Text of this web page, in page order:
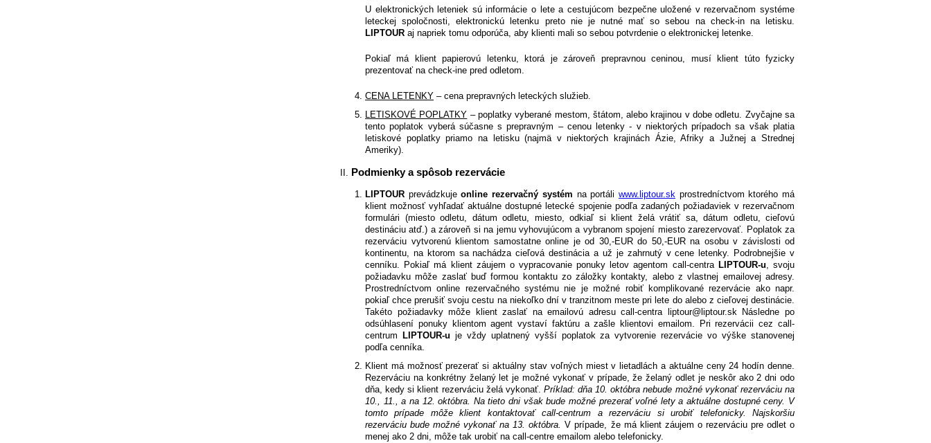
U elektronických leteniek sú informácie o lete a cestujúcom bezpečne uložené v rezervačnom systéme
leteckej spoločnosti, elektronickú letenku preto nie je nutné mať so sebou na check-in na letisku.
LIPTOUR aj napriek tomu odporúča, aby klienti mali so sebou potvrdenie o elektronickej letenke.
Pokiaľ má klient papierovú letenku, ktorá je zároveň prepravnou ceninou, musí klient túto fyzicky
prezentovať na check-ine pred odletom.
CENA LETENKY – cena prepravných leteckých služieb.
LETISKOVÉ POPLATKY – poplatky vyberané mestom, štátom, alebo krajinou v dobe odletu. Zvyčajne sa
tento poplatok vyberá súčasne s prepravným – cenou letenky - v niektorých prípadoch sa však platia
letiskové poplatky priamo na letisku (najmä v niektorých krajinách Ázie, Afriky a Južnej a Strednej
Ameriky).
Podmienky a spôsob rezervácie
LIPTOUR prevádzkujeonline rezervačný systém na portáli www.liptour.skprostredníctvom ktorého má
klient možnosť vyhľadať aktuálne dostupné letecké spojenie podľa zadaných požiadaviek v rezervačnom
formulári (miesto odletu, dátum odletu, miesto, odkiaľ si klient želá vrátiť sa, dátum odletu, cieľovú
destináciu atď.) a zároveň si na jemu vyhovujúcom a vybranom spojení miesto zarezervovať. Poplatok za
rezerváciu vytvorenú klientom samostatne online je od 30,-EUR do 50,-EUR na osobu v závislosti od
kontinentu, na ktorom sa nachádza cieľová destinácia a už je zahrnutý v cene letenky. Podrobnejšie v
cenníku. Pokiaľ má klient záujem o vypracovanie ponuky letov agentom call-centra LIPTOUR-u, svoju
požiadavku môže zaslať buď formou kontaktu zo záložky kontakty, alebo z vlastnej emailovej adresy.
Prostredníctvom online rezervačného systému nie je možné robiť komplikované rezervácie ako napr.
pokiaľ chce prerušiť svoju cestu na niekoľko dní v tranzitnom meste pri lete do alebo z cieľovej destinácie.
Takéto požiadavky môže klient zaslať na emailovú adresu call-centra liptour@liptour.sk Následne po
odsúhlasení ponuky klientom agent vystaví faktúru a zašle klientovi emailom. Pri rezervácii cez call-
centrum
LIPTOUR-u je vždy uplatnený vyšší poplatok za vytvorenie rezervácie vo výške stanovenej
podľa cenníka.
Klient má možnosť prezerať si aktuálny stav voľných miest v lietadlách a aktuálne ceny 24 hodín denne.
Rezerváciu na konkrétny želaný let je možné vykonať v prípade, že želaný odlet je neskôr ako 2 dni odo
dňa, kedy si klient rezerváciu želá vykonať. Príklad: dňa 10. októbra nebude možné vykonať rezerváciu na
10., 11., a na 12. októbra. Na tieto dni však bude možné prezerať voľné lety a aktuálne dostupné ceny. V
tomto prípade môže klient kontaktovať call-centrum a rezerváciu si urobiť telefonicky. Najskoršiu
rezerváciu bude možné vykonať na 13. októbra. V prípade, že má klient záujem o rezerváciu pre odlet o
menej ako 2 dni, môže tak urobiť na call-centre emailom alebo telefonicky.